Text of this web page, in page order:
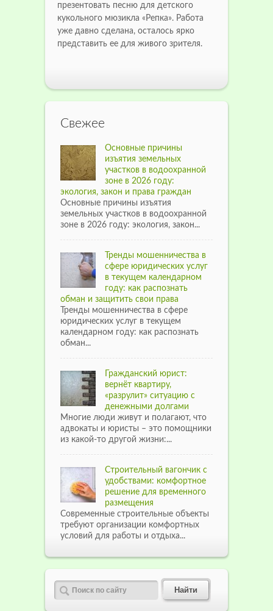
презентовать песню для детского
кукольного мюзикла «Репка». Работа
уже давно сделана, осталось ярко
представить ее для живого зрителя.
Свежее
Основные причины
изъятия земельных
участков в водоохранной
зоне в 2026 году:
экология, закон и права граждан
Основные причины изъятия
земельных участков в водоохранной
зоне в 2026 году: экология, закон...
Тренды мошенничества в
сфере юридических услуг
в текущем календарном
году: как распознать
обман и защитить свои права
Тренды мошенничества в сфере
юридических услуг в текущем
календарном году: как распознать
обман...
Гражданский юрист:
вернёт квартиру,
«разрулит» ситуацию с
денежными долгами
Многие люди живут и полагают, что
адвокаты и юристы – это помощники
из какой-то другой жизни:...
Строительный вагончик с
удобствами: комфортное
решение для временного
размещения
Современные строительные объекты
требуют организации комфортных
условий для работы и отдыха...